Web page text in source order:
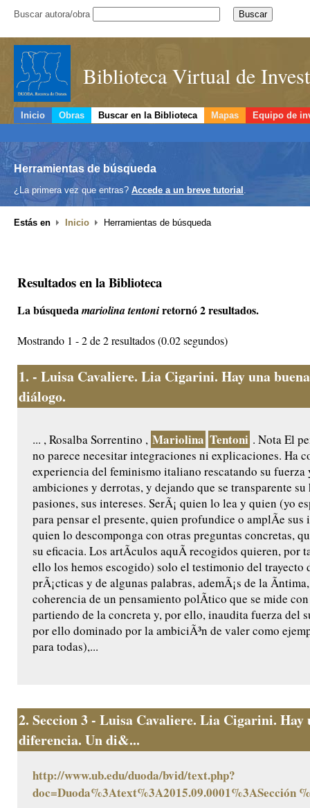
Buscar autora/obra
Biblioteca Virtual de
Inicio Obras Buscar en la Biblioteca Mapas Equipo de
Herramientas de búsqueda
¿La primera vez que entras? Accede a un breve tutorial .
Estás en Inicio Herramientas de búsqueda
Resultados en la Biblioteca
La búsquedamariolina tentoniretornó 2 resultados.
Mostrando 1 - 2 de 2 resultados (0.02 segundos)
1. - Luisa Cavaliere. Lia Cigarini. Hay una
diálogo.
... , Rosalba Sorrentino , Mariolina Tentoni . Nota El
no parece necesitar integraciones ni explicaciones. Ha
experiencia del feminismo italiano rescatando su
ambiciones y derrotas, y dejando que se transparente
pasiones, sus intereses. SerÃ¡ quien lo lea y quien (yo
para pensar el presente, quien profundice o amplÃ­e
quien lo descomponga con otras preguntas concretas,
su eficacia. Los artÃ­culos aquÃ­ recogidos quieren, por
ello los hemos escogido) solo el testimonio del trayecto
prÃ¡cticas y de algunas palabras, ademÃ¡s de la
coherencia de un pensamiento polÃ­tico que se mide
partiendo de la concreta y, por ello, inaudita fuerza del
por ello dominado por la ambiciÃ³n de valer como
para todas),...
2. Seccion 3 - Luisa Cavaliere. Lia Cigarini. Hay
diferencia. Un di&...
http://www.ub.edu/duoda/bvid/text.php?
doc=Duoda%3Atext%3A2015.09.0001%3ASección